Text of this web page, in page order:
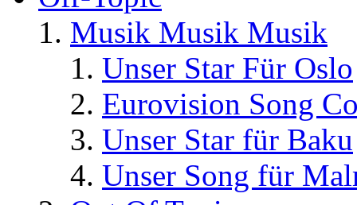
Musik Musik Musik
Unser Star Für Oslo
Eurovision Song
Unser Star für Baku
Unser Song für